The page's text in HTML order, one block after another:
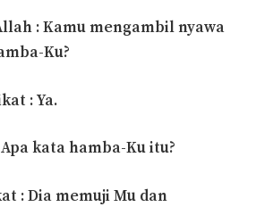
: Kamu mengambil nyawa
Ku?
: Ya.
kata hamba-Ku itu?
: Dia memuji Mu dan